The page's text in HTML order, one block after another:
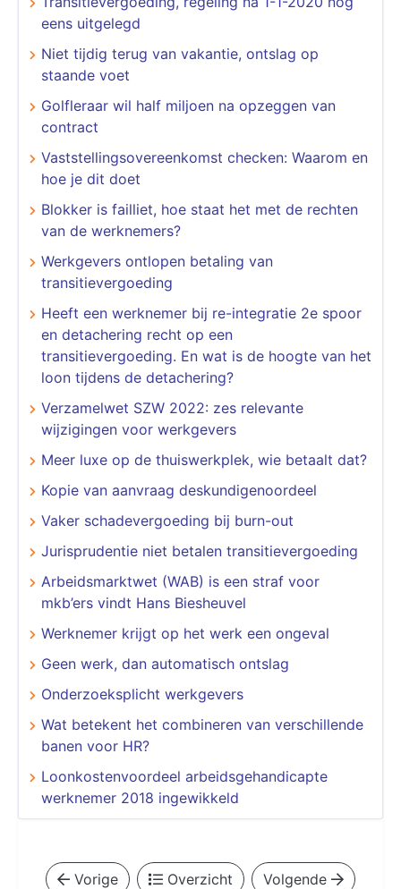
eens uitgelegd
Niet tijdig terug van vakantie, ontslag op
staande voet
Golfleraar wil half miljoen na opzeggen van
contract
Vaststellingsovereenkomst checken: Waarom en
hoe je dit doet
Blokker is failliet, hoe staat het met de rechten
van de werknemers?
Werkgevers ontlopen betaling van
transitievergoeding
Heeft een werknemer bij re-integratie 2e spoor
en detachering recht op een
transitievergoeding. En wat is de hoogte van het
loon tijdens de detachering?
Verzamelwet SZW 2022: zes relevante
wijzigingen voor werkgevers
Meer luxe op de thuiswerkplek, wie betaalt dat?
Kopie van aanvraag deskundigenoordeel
Vaker schadevergoeding bij burn-out
Jurisprudentie niet betalen transitievergoeding
Arbeidsmarktwet (WAB) is een straf voor
mkb’ers vindt Hans Biesheuvel
Werknemer krijgt op het werk een ongeval
Geen werk, dan automatisch ontslag
Onderzoeksplicht werkgevers
Wat betekent het combineren van verschillende
banen voor HR?
Loonkostenvoordeel arbeidsgehandicapte
werknemer 2018 ingewikkeld
Vorige Overzicht Volgende